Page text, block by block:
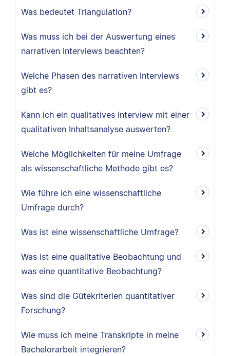
Was bedeutet Triangulation?
Was muss ich bei der Auswertung eines
narrativen Interviews beachten?
Welche Phasen des narrativen Interviews
gibt es?
Kann ich ein qualitatives Interview mit einer
qualitativen Inhaltsanalyse auswerten?
Welche Möglichkeiten für meine Umfrage
als wissenschaftliche Methode gibt es?
Wie führe ich eine wissenschaftliche
Umfrage durch?
Was ist eine wissenschaftliche Umfrage?
Was ist eine qualitative Beobachtung und
was eine quantitative Beobachtung?
Was sind die Gütekriterien quantitativer
Forschung?
Wie muss ich meine Transkripte in meine
Bachelorarbeit integrieren?